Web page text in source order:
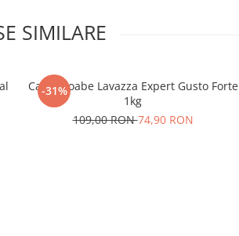
SIMILARE
-31%
Cafea boabe Lavazza Expert Gusto Forte
1kg
109,00 RON74,90 RON